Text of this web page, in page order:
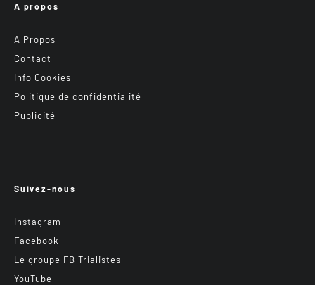
A propos
A Propos
Contact
Info Cookies
Politique de confidentialité
Publicité
Suivez-nous
Instagram
Facebook
Le groupe FB Trialistes
YouTube